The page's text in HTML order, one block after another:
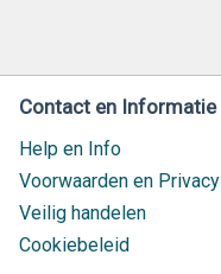
Contact en Informatie
Help en Info
Voorwaarden en Privacy
Veilig handelen
Cookiebeleid